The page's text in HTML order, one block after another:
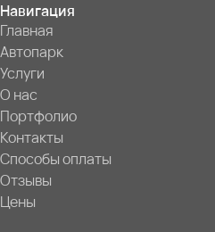
Навигация
Главная
Автопарк
Услуги
О нас
Портфолио
Контакты
Способы оплаты
Отзывы
Цены